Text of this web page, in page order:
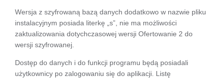
Wersja z szyfrowaną bazą danych dodatkowo w nazwie pliku
instalacyjnym posiada literkę „s”, nie ma możliwości
zaktualizowania dotychczasowej wersji Ofertowanie 2 do
wersji szyfrowanej.
Dostęp do danych i do funkcji programu będą posiadali
użytkownicy po zalogowaniu się do aplikacji. Listę